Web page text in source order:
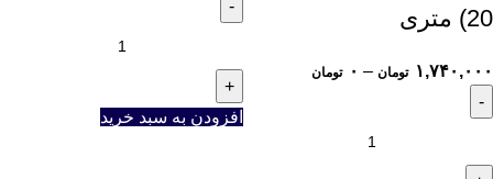
20) متری
۱,۷۴۰,۰۰۰ تومان – ۰ تومان
افزودن به سبد خرید